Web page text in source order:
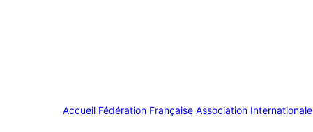
Accueil Fédération Française Association Internationale